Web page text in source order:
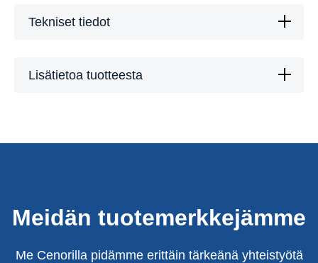
Tekniset tiedot
Lisätietoa tuotteesta
Meidän tuotemerkkejämme
Me Cenorilla pidämme erittäin tärkeänä yhteistyötä